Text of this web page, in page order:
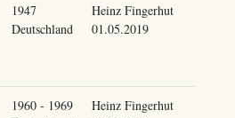
1947
Deutschland
Heinz Fingerhut
01.05.2019
1960 - 1969
Heinz Fingerhut